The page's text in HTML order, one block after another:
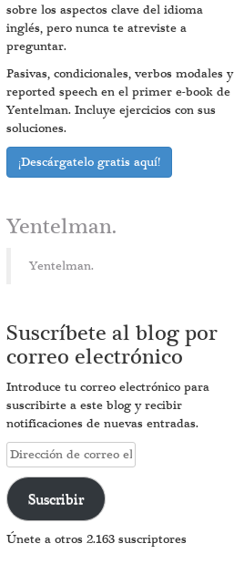
sobre los aspectos clave del idioma
inglés, pero nunca te atreviste a
preguntar.
Pasivas, condicionales, verbos modales y
reported speech en el primer e-book de
Yentelman. Incluye ejercicios con sus
soluciones.
¡Descárgatelo gratis aquí!
Yentelman.
Yentelman.
Suscríbete al blog por
correo electrónico
Introduce tu correo electrónico para
suscribirte a este blog y recibir
notificaciones de nuevas entradas.
Dirección
de
correo
electrónico
Suscribir
Únete a otros 2.163 suscriptores